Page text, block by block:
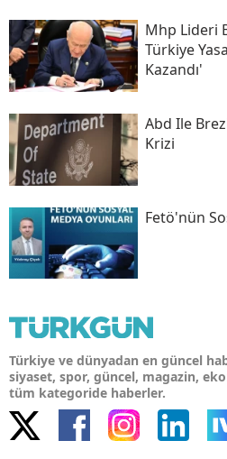
Mhp Lideri
Türkiye
Kazandı'
Abd Ile
Krizi
Fetö'nün
Türkiye ve dünyadan en güncel
siyaset, spor, güncel, magazin,
tüm kategoride haberler.